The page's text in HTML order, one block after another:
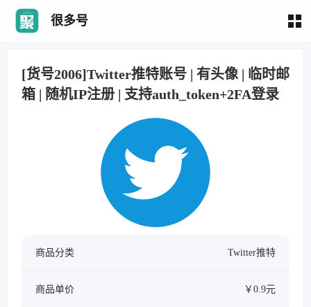
很多号
[货号2006]Twitter推特账号 | 有头像 | 临时邮
箱 | 随机IP注册 | 支持auth_token+2FA登录
商品分类 Twitter推特
商品单价 ￥0.9元